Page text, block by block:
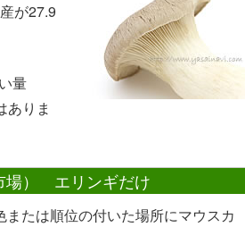
が27.9
量
ありま
場） エリンギだけ
または順位の付いた場所にマウスカ